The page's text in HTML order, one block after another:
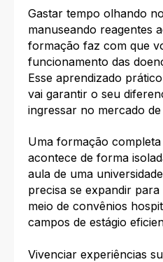
Gastar tempo olhando
manuseando reagentes
formação faz com que
funcionamento das
Esse aprendizado
vai garantir o seu
ingressar no mercado
Uma formação
acontece de forma
aula de uma
precisa se expandir
meio de convênios
campos de estágio
Vivenciar experiências